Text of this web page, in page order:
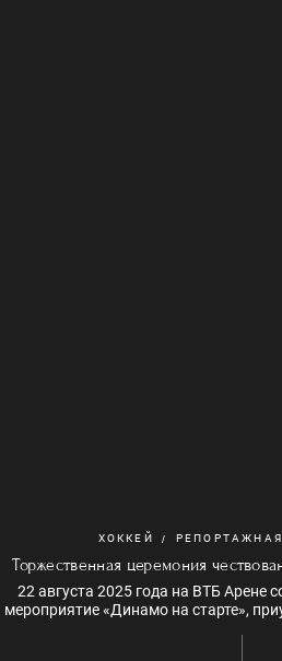
ХОККЕЙ
Торжественная церемония
22 августа 2025 года на ВТБ Арене
мероприятие «Динамо на старте»,